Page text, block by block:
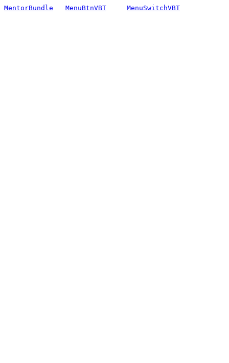
MentorBundle MenuBtnVBT MenuSwitchVBT